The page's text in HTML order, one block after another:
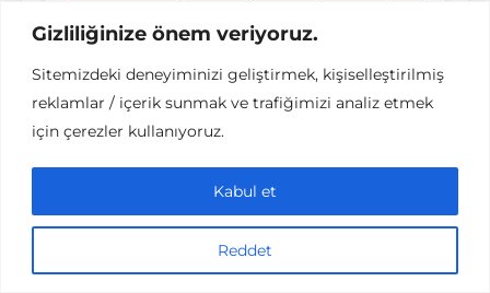
Gizliliğinize önem veriyoruz.
Sitemizdeki deneyiminizi geliştirmek, kişiselleştirilmiş
reklamlar / içerik sunmak ve trafiğimizi analiz etmek
için çerezler kullanıyoruz.
Reddet
Kabul et
So it must be true! . . . . . . #insta_edinburgh
#igersedinburgh #edinburgh #door #doors #uk
#wonderlustscotland #scotland #visitscotland
#instascotland #autumn #photo #photooftheday
A post shared byPaulo Moura(@paulotakesphotos) on